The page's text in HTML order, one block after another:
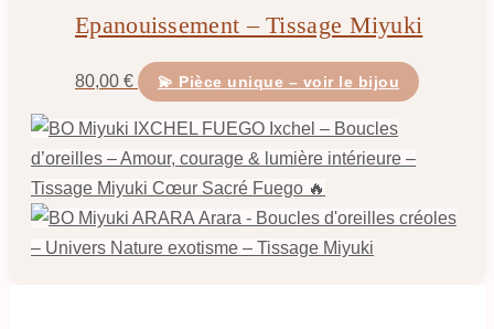
Epanouissement – Tissage Miyuki
80,00 € 💫 Pièce unique – voir le bijou
Ixchel – Boucles
d’oreilles – Amour, courage & lumière intérieure –
Tissage Miyuki Cœur Sacré Fuego 🔥
Arara - Boucles d'oreilles créoles
– Univers Nature exotisme – Tissage Miyuki